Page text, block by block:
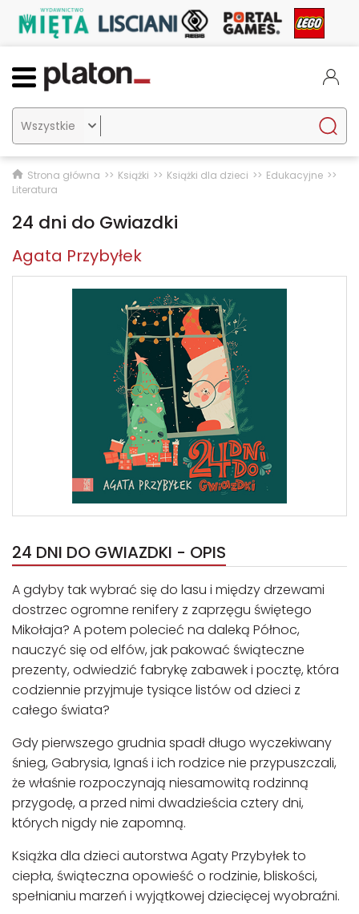

Strona główna Książki Książki dla dzieci
Edukacyjne
Literatura
24 dni do Gwiazdki
Agata Przybyłek
24 DNI DO GWIAZDKI - OPIS
A gdyby tak wybrać się do lasu i między drzewami
dostrzec ogromne renifery z zaprzęgu świętego
Mikołaja? A potem polecieć na daleką Północ,
nauczyć się od elfów, jak pakować świąteczne
prezenty, odwiedzić fabrykę zabawek i pocztę, która
codziennie przyjmuje tysiące listów od dzieci z
całego świata?
Gdy pierwszego grudnia spadł długo wyczekiwany
śnieg, Gabrysia, Ignaś i ich rodzice nie przypuszczali,
że właśnie rozpoczynają niesamowitą rodzinną
przygodę, a przed nimi dwadzieścia cztery dni,
których nigdy nie zapomną.
Książka dla dzieci autorstwa Agaty Przybyłek to
ciepła, świąteczna opowieść o rodzinie, bliskości,
spełnianiu marzeń i wyjątkowej dziecięcej wyobraźni.